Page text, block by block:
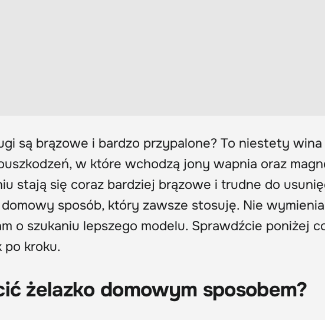
są brązowe i bardzo przypalone? To niestety wina
w które wchodzą jony wapnia oraz
stają się coraz bardziej brązowe i trudne do
sposób, który zawsze stosuję. Nie
o szukaniu lepszego modelu. Sprawdźcie poniżej
po kroku.
żelazko domowym sposobem?